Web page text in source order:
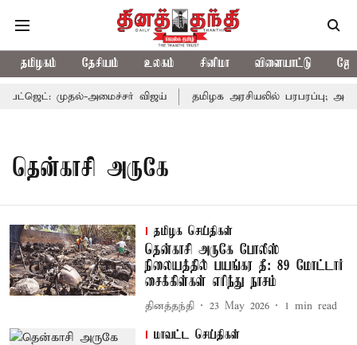
தமிழகம் தேசியம் உலகம் சினிமா விளையாட்டு
முதல்-அமைச்சர் விஜய் தமிழக அரசியலில் பரபரப்பு;
தென்காசி அருகே
தமிழக செய்திகள்
தென்காசி அருகே போலீஸ்
நிலையத்தில் பயங்கர தீ: 89 மோட்டார்
சைக்கிள்கள் எரிந்து நாசம்
தினத்தந்தி 23 May 2026 1 min read
மாவட்ட செய்திகள்